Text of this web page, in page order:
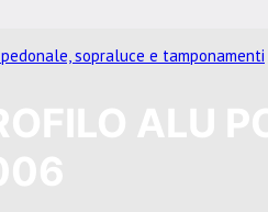
sopraluce e tamponamenti